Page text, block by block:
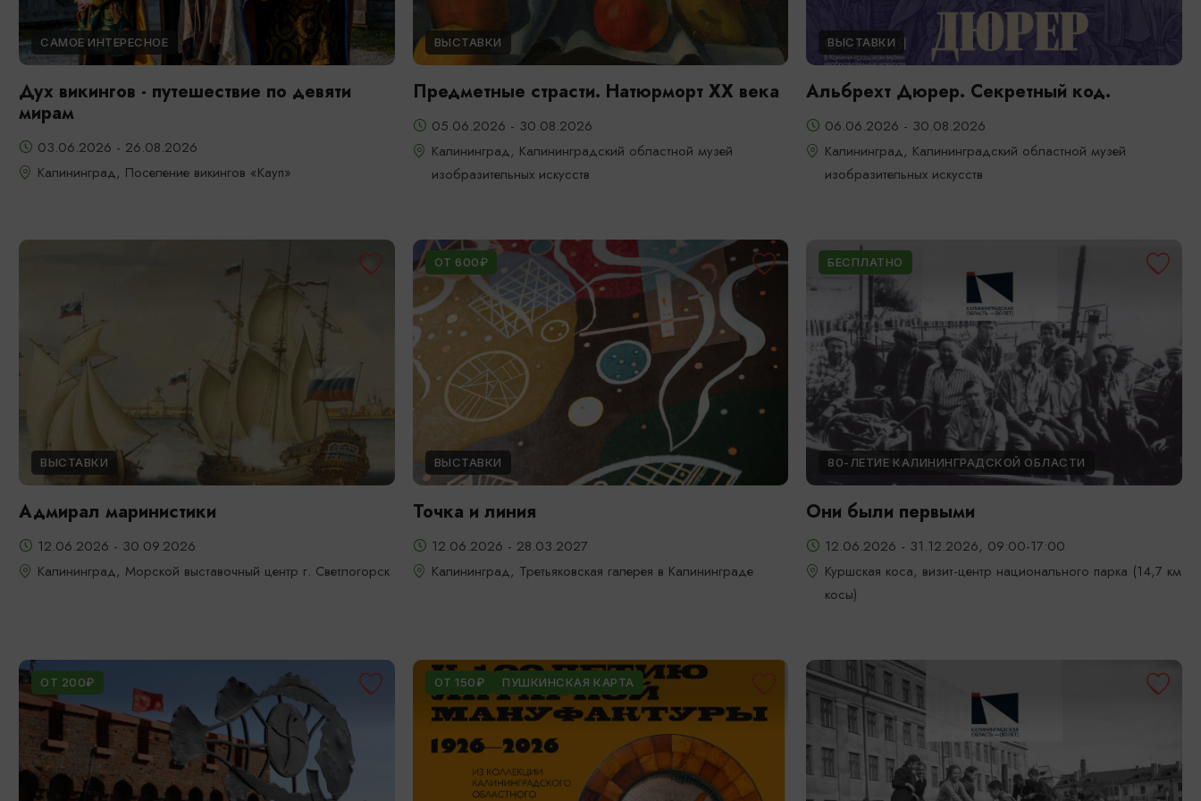
САМОЕ ИНТЕРЕСНОЕ
Дух викингов - путешествие по девяти
мирам
03.06.2026 - 26.08.2026
Калининград, Поселение викингов «Кауп»
ВЫСТАВКИ
Предметные страсти. Натюрморт XX века
05.06.2026 - 30.08.2026
Калининград, Калининградский областной музей
изобразительных искусств
ВЫСТАВКИ
Альбрехт Дюрер. Секретный код.
06.06.2026 - 30.08.2026
Калининград, Калининградский областной музей
изобразительных искусств
ВЫСТАВКИ
Адмирал маринистики
12.06.2026 - 30.09.2026
Калининград, Морской выставочный центр г. Светлогорск
ОТ 600₽
ВЫСТАВКИ
Точка и линия
12.06.2026 - 28.03.2027
Калининград, Третьяковская галерея в Калининграде
БЕСПЛАТНО
80-ЛЕТИЕ КАЛИНИНГРАДСКОЙ ОБЛАСТИ
Они были первыми
12.06.2026 - 31.12.2026, 09:00-17:00
Куршская коса, визит-центр национального парка (14,7 км
косы)
ОТ 200₽ ОТ 150₽ ПУШКИНСКАЯ КАРТА